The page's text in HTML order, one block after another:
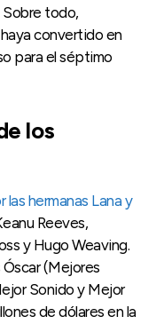
Sobre todo,
convertido en
para el séptimo
los
hermanas Lana y
Reeves,
y Hugo Weaving.
(Mejores
Sonido y Mejor
de dólares en la